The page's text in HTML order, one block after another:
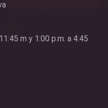
m y 1:00 p.m. a 4:45